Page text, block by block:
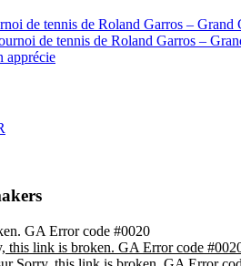
de tennis de Roland Garros – Grand
de tennis de Roland Garros –
apprécie
GA Error code #0020
this link is broken. GA Error code